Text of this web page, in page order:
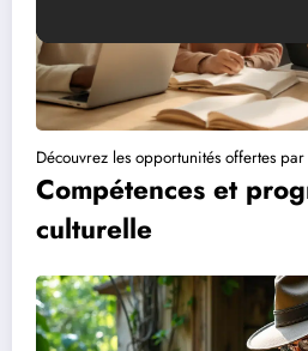
Découvrez les opportunités offertes
Compétences et
culturelle